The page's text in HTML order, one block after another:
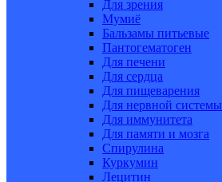
Для зрения
Мумиё
Бальзамы питьевые
Пантогематоген
Для печени
Для сердца
Для пищеварения
Для нервной системы
Для иммунитета
Для памяти и мозга
Спирулина
Куркумин
Лецитин